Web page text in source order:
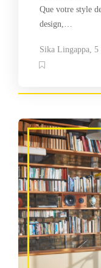
Que votre style
design,…
Sika Lingappa, 5